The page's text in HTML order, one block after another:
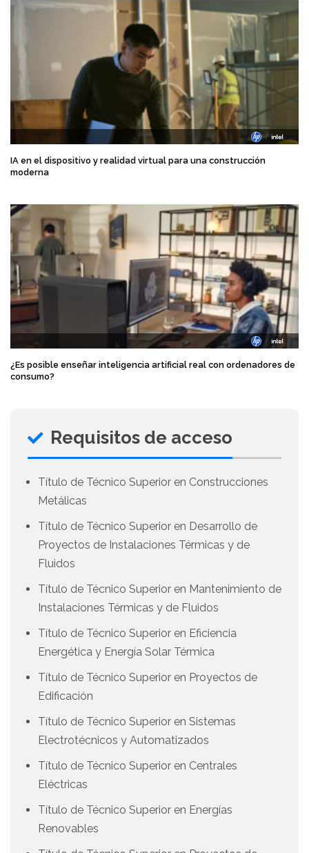
IA en el dispositivo y realidad virtual para una construcción
moderna
¿Es posible enseñar inteligencia artificial real con ordenadores de
consumo?
Requisitos de acceso
Título de Técnico Superior en Construcciones
Metálicas
Título de Técnico Superior en Desarrollo de
Proyectos de Instalaciones Térmicas y de
Fluidos
Título de Técnico Superior en Mantenimiento de
Instalaciones Térmicas y de Fluidos
Título de Técnico Superior en Eficiencia
Energética y Energía Solar Térmica
Título de Técnico Superior en Proyectos de
Edificación
Título de Técnico Superior en Sistemas
Electrotécnicos y Automatizados
Título de Técnico Superior en Centrales
Eléctricas
Título de Técnico Superior en Energías
Renovables